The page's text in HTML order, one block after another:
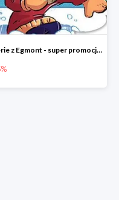
Ferie z Egmont - super promocje do -25%